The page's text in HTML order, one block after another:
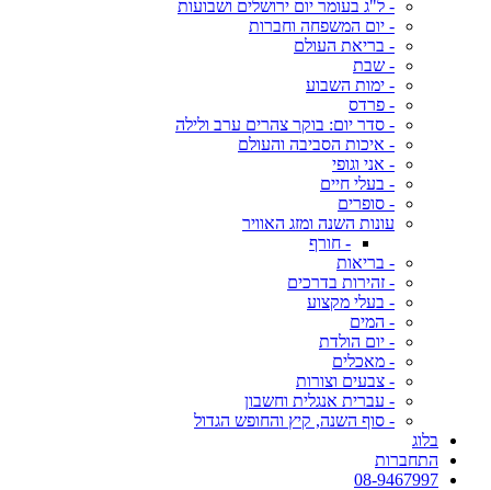
- ל"ג בעומר יום ירושלים ושבועות
- יום המשפחה וחברות
- בריאת העולם
- שבת
- ימות השבוע
- פרדס
- סדר יום: בוקר צהרים ערב ולילה
- איכות הסביבה והעולם
- אני וגופי
- בעלי חיים
- סופרים
עונות השנה ומזג האוויר
- חורף
- בריאות
- זהירות בדרכים
- בעלי מקצוע
- המים
- יום הולדת
- מאכלים
- צבעים וצורות
- עברית אנגלית וחשבון
- סוף השנה, קיץ והחופש הגדול
בלוג
התחברות
08-9467997